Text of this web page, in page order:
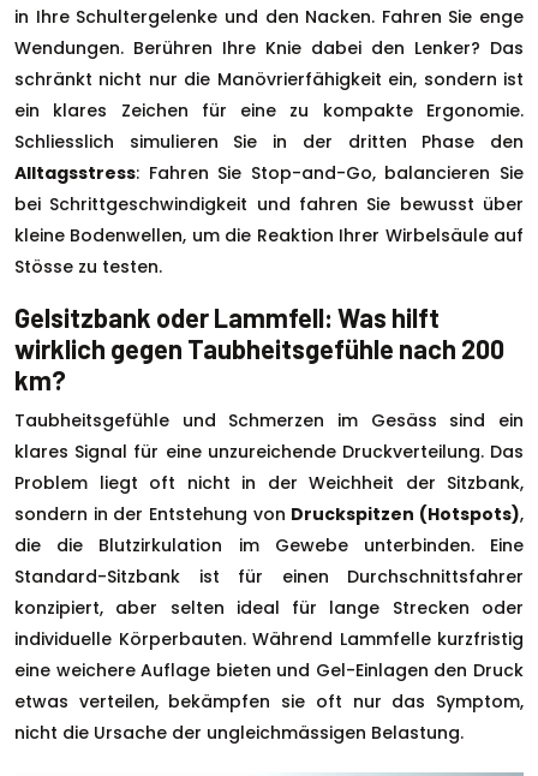
in Ihre Schultergelenke und den Nacken. Fahren Sie enge
Wendungen. Berühren Ihre Knie dabei den Lenker? Das
schränkt nicht nur die Manövrierfähigkeit ein, sondern ist
ein klares Zeichen für eine zu kompakte Ergonomie.
Schliesslich simulieren Sie in der dritten Phase den
Alltagsstress: Fahren Sie Stop-and-Go, balancieren Sie
bei Schrittgeschwindigkeit und fahren Sie bewusst über
kleine Bodenwellen, um die Reaktion Ihrer Wirbelsäule auf
Stösse zu testen.
Gelsitzbank oder Lammfell: Was hilft
wirklich gegen Taubheitsgefühle nach 200
km?
Taubheitsgefühle und Schmerzen im Gesäss sind ein
klares Signal für eine unzureichende Druckverteilung. Das
Problem liegt oft nicht in der Weichheit der Sitzbank,
sondern in der Entstehung von Druckspitzen (Hotspots),
die die Blutzirkulation im Gewebe unterbinden. Eine
Standard-Sitzbank ist für einen Durchschnittsfahrer
konzipiert, aber selten ideal für lange Strecken oder
individuelle Körperbauten. Während Lammfelle kurzfristig
eine weichere Auflage bieten und Gel-Einlagen den Druck
etwas verteilen, bekämpfen sie oft nur das Symptom,
nicht die Ursache der ungleichmässigen Belastung.